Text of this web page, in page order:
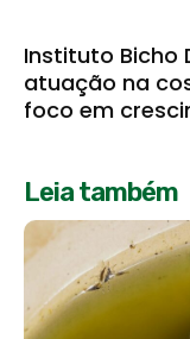
Instituto Bicho
atuação na
foco em
Leia também